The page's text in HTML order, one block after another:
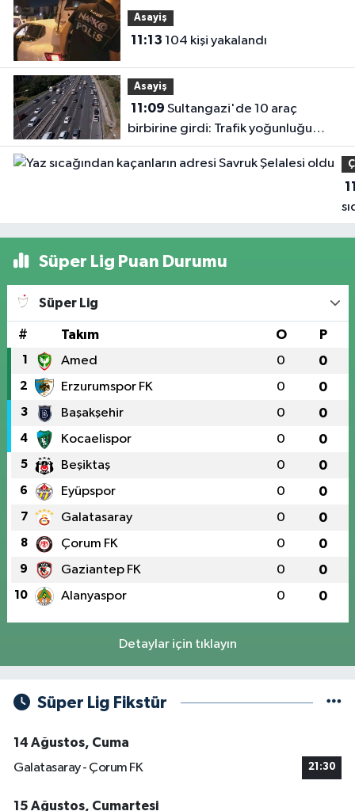
Asayiş
11:13 104 kişi yakalandı
Asayiş
11:09
birbirine girdi: Trafik yoğunluğu
havadan görüntülendi
Süper Lig Puan Durumu
Süper Lig
# Takım O P
1 Amed 0 0
2 Erzurumspor FK 0 0
3 Başakşehir 0 0
4 Kocaelispor 0 0
5 Beşiktaş 0 0
6 Eyüpspor 0 0
7 Galatasaray 0 0
8 Çorum FK 0 0
9 Gaziantep FK 0 0
10 Alanyaspor 0 0
Detaylar için tıklayın
Süper Lig Fikstür
14 Ağustos, Cuma
Galatasaray - Çorum FK
21:30
15 Ağustos, Cumartesi